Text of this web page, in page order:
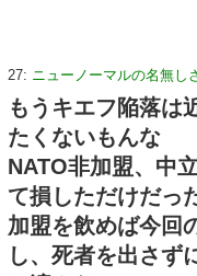
27: ニューノーマルの名無し
もうキエフ陥落は
たくないもんな
NATO非加盟、中
て損しただけだっ
加盟を飲めば今回
し、死者を出さず